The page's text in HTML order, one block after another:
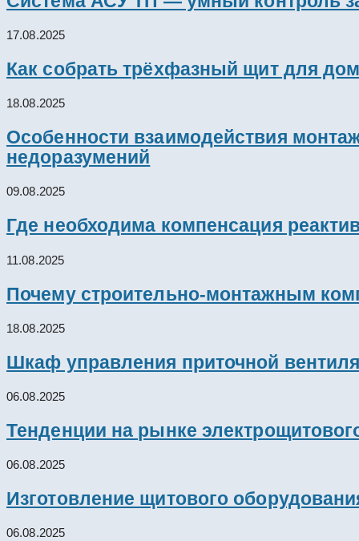
17.08.2025
Как собрать трёхфазный щит для
18.08.2025
Особенности взаимодействия
недоразумений
09.08.2025
Где необходима компенсация
11.08.2025
Почему строительно-монтажным
18.08.2025
Шкаф управления приточной
06.08.2025
Тенденции на рынке
06.08.2025
Изготовление щитового
06.08.2025